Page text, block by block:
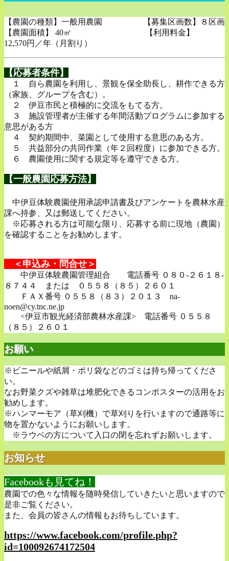
【農園の種類】一般用農園 【募集区画数】８区画
【農園面積】 40㎡ 【利用料金】
12,570円／年（月割り）
【応募者条件】
１ 自ら農園を利用し、景観を保全助長し、耕作できる方
（家族、グループを含む）。
２ 伊豆市民と積極的に交流をもてる方。
３ 施設管理者が主催する年間活動プログラムに参加する
意思がある方
４ 契約期間中、菜園として使用する意思のある方。
５ 共益部分の共同作業（年２回程度）に参加できる方。
６ 農園使用に関する規定等を遵守できる方。
【一般農園応募方法】
中伊豆体験農園使用承認申請書及びアンケートを農林水産
課へ持参、又は郵送してください。
※応募される方は可能な限り、応募する前に現地（農園）
を確認することをお勧めします。
＜申込み・問合せ＞
中伊豆体験農園管理組合 電話番号 ０８０-２６１８-
８７４４ または ０５５８（８５）２６０１
ＦＡＸ番号 ０５５８（８３）２０１３ na-
noen@cy.tnc.ne.jp
<伊豆市観光経済部農林水産課> 電話番号 ０５５８
（８５）２６０１
お願い
※ビニールや紙屑・ポリ袋などのゴミは持ち帰ってくださ
い。
なお野菜クズや雑草は堆肥化できるコンポスターの活用をお
勧めします。
※ハンマーモア（草刈機）で草刈りを行いますので通路等に
物を置かないようにお願いします。
※ラウベの方について入口の閉を忘れずお願いします。
お知らせ
Facebookも見てね！
農園での色々な情報を随時発信していきたいと思いますので
是非ご覧ください。
また、会員の皆さんの情報もお待ちしています。
https://www.facebook.com/profile.php?
id=100092674172504